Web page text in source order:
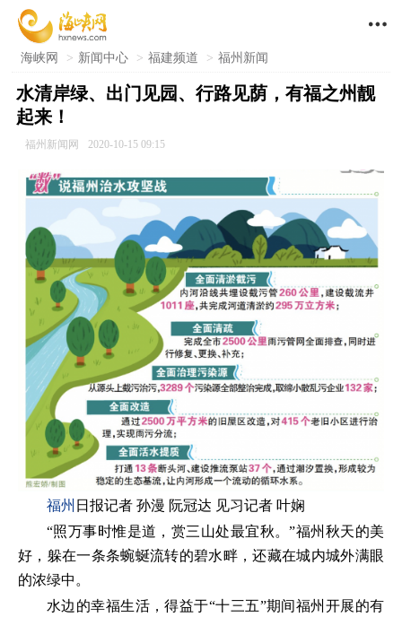

海峡网 > 新闻中心 > 福建频道 > 福州新闻
水清岸绿、出门见园、行路见荫，有福之州靓
起来！
福州新闻网 2020-10-15 09:15
福州 日报记者 孙漫 阮冠达 见习记者 叶娴
“照万事时惟是道，赏三山处最宜秋。”福州秋天的美
好，躲在一条条蜿蜒流转的碧水畔，还藏在城内城外满眼
的浓绿中。
水边的幸福生活，得益于“十三五”期间福州开展的有